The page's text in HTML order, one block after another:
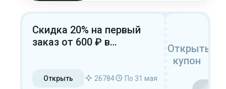
Скидка 20% на первый
заказ от 600 ₽ в
Открыть 26784 По 31 мая
Открыть
купон